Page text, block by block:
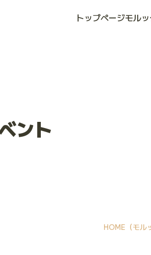
トップページモル
ント
HOME （モル